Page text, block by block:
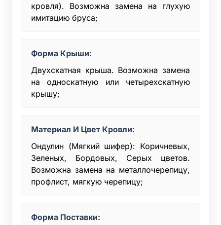
кровля). Возможна замена на глухую
имитацию бруса;
Форма Крыши:
Двухскатная крыша. Возможна замена
на односкатную или четырехскатную
крышу;
Материал И Цвет Кровли:
Ондулин (Мягкий шифер): Коричневых,
Зеленых, Бордовых, Серых цветов.
Возможна замена на металлочерепицу,
профлист, мягкую черепицу;
Форма Поставки: